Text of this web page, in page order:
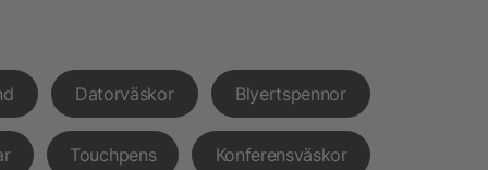
Datorväskor Blyertspennor
Touchpens Konferensväskor